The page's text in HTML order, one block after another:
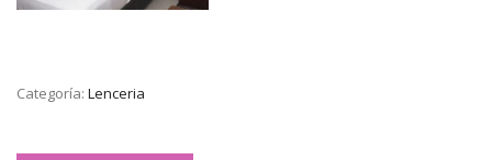
Categoría: Lenceria